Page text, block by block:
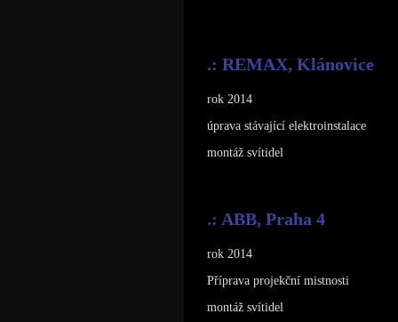
.: REMAX, Klánovice
rok 2014
úprava stávající elektroinstalace
montáž svítidel
.: ABB, Praha 4
rok 2014
Příprava projekční mistnosti
montáž svítidel